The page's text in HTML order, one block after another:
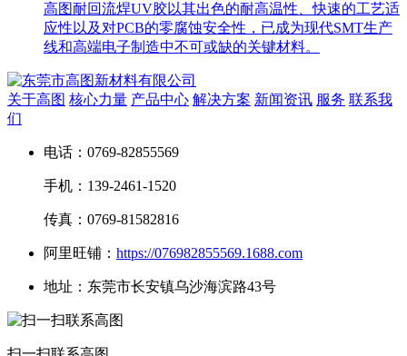
高图耐回流焊UV胶以其出色的耐高温性、快速的工艺适
应性以及对PCB的零腐蚀安全性，已成为现代SMT生产
线和高端电子制造中不可或缺的关键材料。
关于高图 核心力量 产品中心 解决方案 新闻资讯 服务 联系我
们
电话：0769-82855569
手机：139-2461-1520
传真：0769-81582816
阿里旺铺： https://076982855569.1688.com
地址：东莞市长安镇乌沙海滨路43号